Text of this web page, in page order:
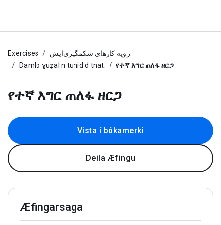
Exercises
Damlo ɣuẓal n tunid d tnat.
የተኛ እግር ጠለፋ ዘርጋ
የተኛ እግር ጠለፋ ዘርጋ
Vista í bókamerki
Deila Æfingu
Æfingarsaga